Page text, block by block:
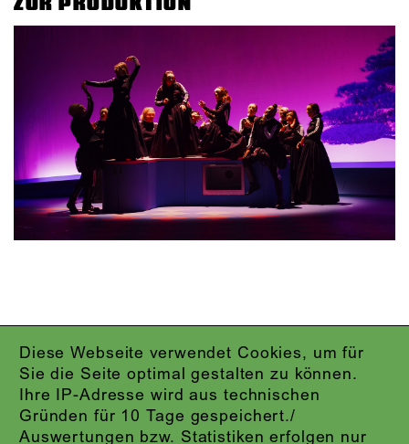
Diese Webseite verwendet Cookies, um für
Sie die Seite optimal gestalten zu können.
Ihre IP-Adresse wird aus technischen
Gründen für 10 Tage gespeichert./
Auswertungen bzw. Statistiken erfolgen nur
IMPRESSUM
DATENSCHUTZ
AGB
KONTAKT